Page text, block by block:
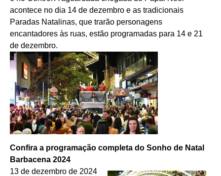
acontece no dia 14 de dezembro e as tradicionais
Paradas Natalinas, que trarão personagens
encantadores às ruas, estão programadas para 14 e 21
de dezembro.
Confira a programação completa do Sonho de Natal
Barbacena 2024
13 de dezembro de 2024